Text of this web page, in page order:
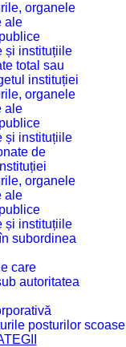
organele
ale
și instituțiile
total sau
instituției
organele
ale
și instituțiile
de
organele
ale
și instituțiile
subordinea
care
autoritatea
posturilor